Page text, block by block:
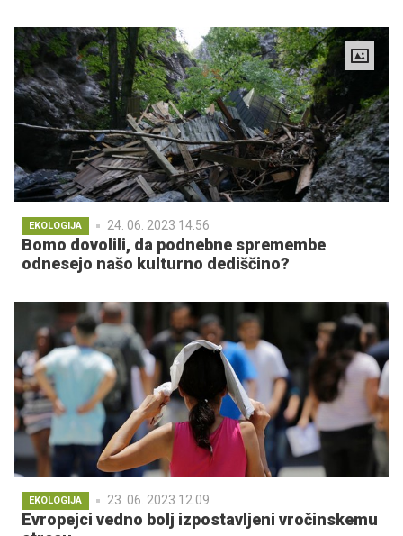
EKOLOGIJA 24. 06. 2023 14.56
Bomo dovolili, da podnebne spremembe
odnesejo našo kulturno dediščino?
EKOLOGIJA 23. 06. 2023 12.09
Evropejci vedno bolj izpostavljeni vročinskemu